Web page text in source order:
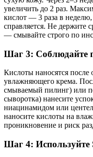
увеличить до 2 раз.
кислот — 3 раза в
справляется. Не держите
— смывайте строго по
Шаг 3: Соблюдайте
Кислоты наносятся
увлажняющего крема.
смываемый пилинг) или
сыворотка) нанесите
ниацинамидом или
наносите кислоты на
проникновение и риск
Шаг 4: Используйте